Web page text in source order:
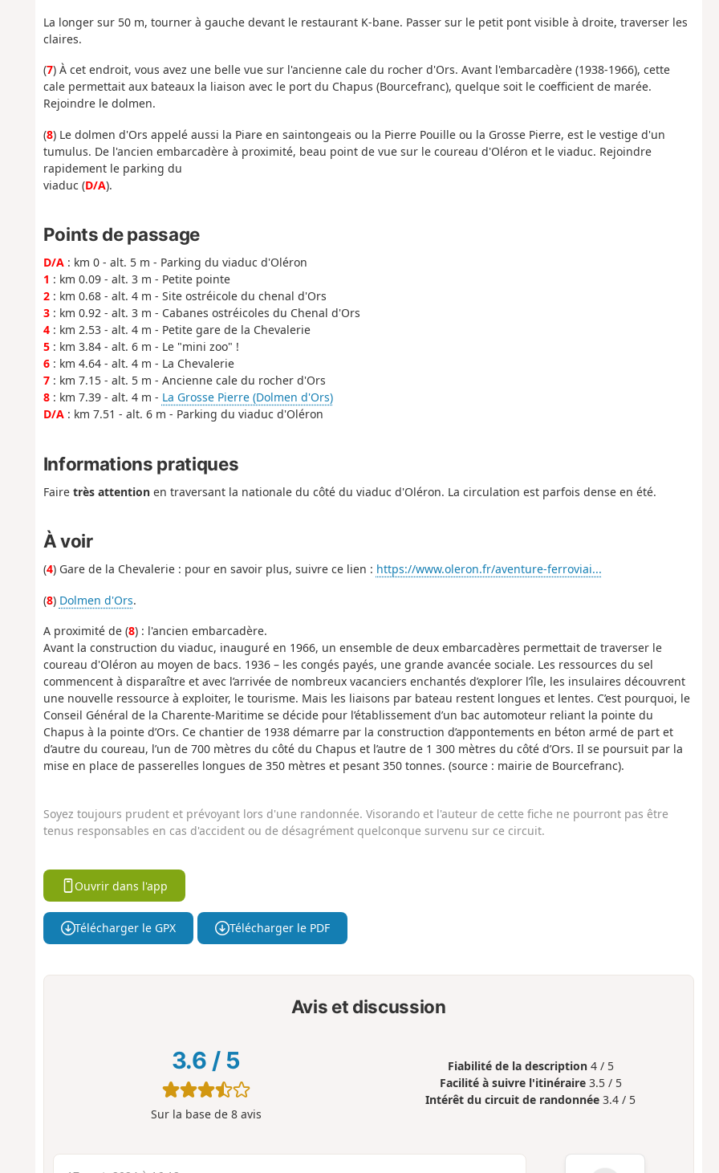
La longer sur 50 m, tourner à gauche devant le restaurant K-bane. Passer sur le petit pont visible à droite, traverser les
claires.
(7) À cet endroit, vous avez une belle vue sur l'ancienne cale du rocher d'Ors. Avant l'embarcadère (1938-1966), cette
cale permettait aux bateaux la liaison avec le port du Chapus (Bourcefranc), quelque soit le coefficient de marée.
Rejoindre le dolmen.
(8) Le dolmen d'Ors appelé aussi la Piare en saintongeais ou la Pierre Pouille ou la Grosse Pierre, est le vestige d'un
tumulus. De l'ancien embarcadère à proximité, beau point de vue sur le coureau d'Oléron et le viaduc. Rejoindre
rapidement le parking du
viaduc (D/A).
Points de passage
D/A: km 0 - alt. 5 m - Parking du viaduc d'Oléron
1 : km 0.09 - alt. 3 m - Petite pointe
2: km 0.68 - alt. 4 m - Site ostréicole du chenal d'Ors
3: km 0.92 - alt. 3 m - Cabanes ostréicoles du Chenal d'Ors
4: km 2.53 - alt. 4 m - Petite gare de la Chevalerie
5: km 3.84 - alt. 6 m - Le "mini zoo" !
6: km 4.64 - alt. 4 m - La Chevalerie
7: km 7.15 - alt. 5 m - Ancienne cale du rocher d'Ors
8: km 7.39 - alt. 4 m - La Grosse Pierre (Dolmen d'Ors)
D/A: km 7.51 - alt. 6 m - Parking du viaduc d'Oléron
Informations pratiques
Faire très attentionen traversant la nationale du côté du viaduc d'Oléron. La circulation est parfois dense en été.
À voir
(4) Gare de la Chevalerie : pour en savoir plus, suivre ce lien : https://www.oleron.fr/aventure-ferroviai...
(8) Dolmen d'Ors.
A proximité de (8) : l'ancien embarcadère.
Avant la construction du viaduc, inauguré en 1966, un ensemble de deux embarcadères permettait de traverser le
coureau d'Oléron au moyen de bacs. 1936 – les congés payés, une grande avancée sociale. Les ressources du sel
commencent à disparaître et avec l’arrivée de nombreux vacanciers enchantés d’explorer l’île, les insulaires découvrent
une nouvelle ressource à exploiter, le tourisme. Mais les liaisons par bateau restent longues et lentes. C’est pourquoi, le
Conseil Général de la Charente-Maritime se décide pour l’établissement d’un bac automoteur reliant la pointe du
Chapus à la pointe d’Ors. Ce chantier de 1938 démarre par la construction d’appontements en béton armé de part et
d’autre du coureau, l’un de 700 mètres du côté du Chapus et l’autre de 1 300 mètres du côté d’Ors. Il se poursuit par la
mise en place de passerelles longues de 350 mètres et pesant 350 tonnes. (source : mairie de Bourcefranc).
Soyez toujours prudent et prévoyant lors d'une randonnée. Visorando et l'auteur de cette fiche ne pourront pas être
tenus responsables en cas d'accident ou de désagrément quelconque survenu sur ce circuit.
Ouvrir dans l'app
Télécharger le GPX Télécharger le PDF
Avis et discussion
3.6 / 5
Sur la base de 8avis
Fiabilité de la description 4 / 5
Facilité à suivre l'itinéraire 3.5 / 5
Intérêt du circuit de randonnée 3.4 / 5